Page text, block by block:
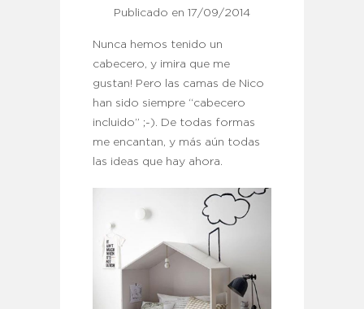
Publicado en 17/09/2014
Nunca hemos tenido un
cabecero, y ¡mira que me
gustan! Pero las camas de Nico
han sido siempre “cabecero
incluido” ;-). De todas formas
me encantan, y más aún todas
las ideas que hay ahora.